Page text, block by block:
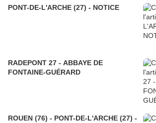
PONT-DE-L'ARCHE (27) - NOTICE
RADEPONT 27 - ABBAYE DE
FONTAINE-GUÉRARD
ROUEN (76) - PONT-DE-L'ARCHE (27) -